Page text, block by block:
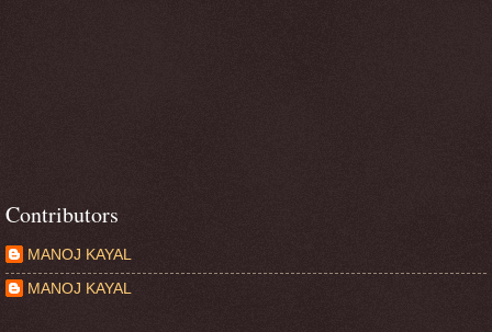
Contributors
MANOJ KAYAL
MANOJ KAYAL